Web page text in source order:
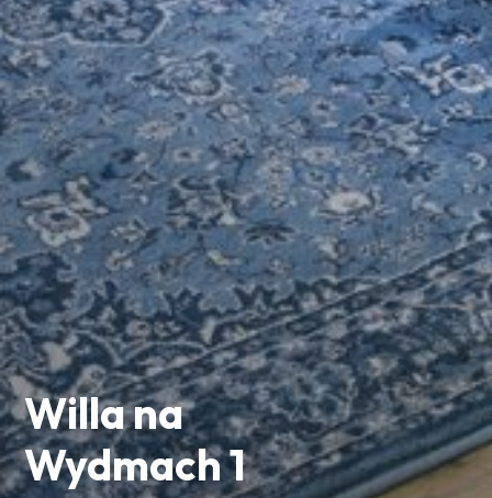
Willa na
Wydmach 1